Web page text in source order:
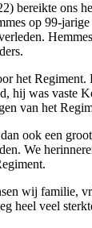
bereikte ons
op 99-
het
hij was vaste
van het
ook een
We
wij familie,
heel veel